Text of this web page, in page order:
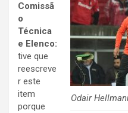
Odair
Comissã
o
Técnica
e Elenco:
tive que
reescreve
r este
item
porque